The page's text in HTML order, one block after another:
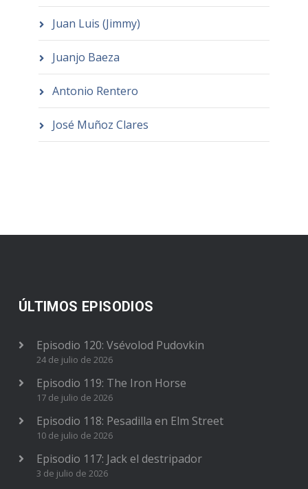
Juan Luis (Jimmy)
Juanjo Baeza
Antonio Rentero
José Muñoz Clares
ÚLTIMOS EPISODIOS
Episodio 120: Vsévolod Pudovkin
24 de julio de 2026
Episodio 119: The Iron Horse
17 de julio de 2026
Episodio 118: Pesadilla en Elm Street
10 de julio de 2026
Episodio 117: Jack el destripador
3 de julio de 2026